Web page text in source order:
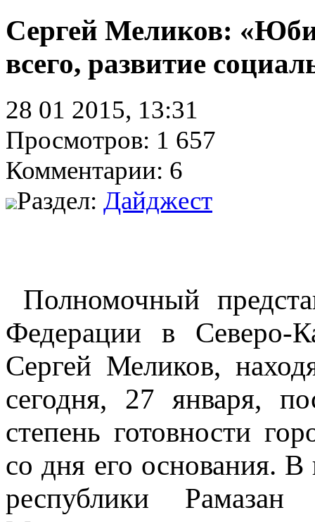
Сергей Меликов:
всего, развитие
28 01 2015, 13:31
Просмотров: 1 657
Комментарии: 6
Раздел: Дайджест
Полномочный
Федерации в Северо-
Сергей Меликов,
сегодня, 27 января,
степень готовности
со дня его основания. В
республики Рамазан